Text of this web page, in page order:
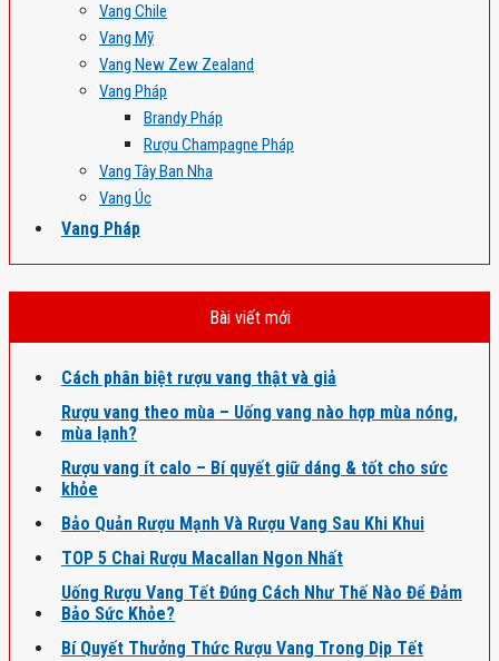
Vang Chile
Vang Mỹ
Vang New Zew Zealand
Vang Pháp
Brandy Pháp
Rượu Champagne Pháp
Vang Tây Ban Nha
Vang Úc
Vang Pháp
Bài viết mới
Cách phân biệt rượu vang thật và giả
Rượu vang theo mùa – Uống vang nào hợp mùa nóng,
mùa lạnh?
Rượu vang ít calo – Bí quyết giữ dáng & tốt cho sức
khỏe
Bảo Quản Rượu Mạnh Và Rượu Vang Sau Khi Khui
TOP 5 Chai Rượu Macallan Ngon Nhất
Uống Rượu Vang Tết Đúng Cách Như Thế Nào Để Đảm
Bảo Sức Khỏe?
Bí Quyết Thưởng Thức Rượu Vang Trong Dịp Tết